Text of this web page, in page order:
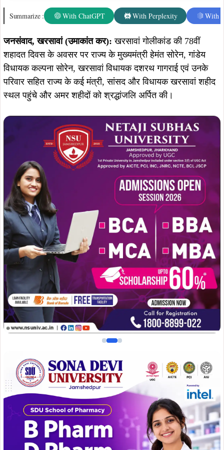
Summarize : With Perplexity With
जनसंवाद, खरसावां (उमाकांत कर):
खरसावां गोलीकांड की 78वीं
शहादत दिवस के अवसर पर राज्य के मुख्यमंत्री हेमंत सोरेन, गांडेय
विधायक कल्पना सोरेन, खरसावां विधायक दशरथ गागराई एवं उनके
परिवार सहित राज्य के कई मंत्री, सांसद और विधायक खरसावां शहीद
स्थल पहुंचे और अमर शहीदों को श्रद्धांजलि अर्पित की।
इस अवसर पर मुख्यमंत्री हेमंत सोरेन ने शहीद स्मारक (शहीद बेदी) एवं